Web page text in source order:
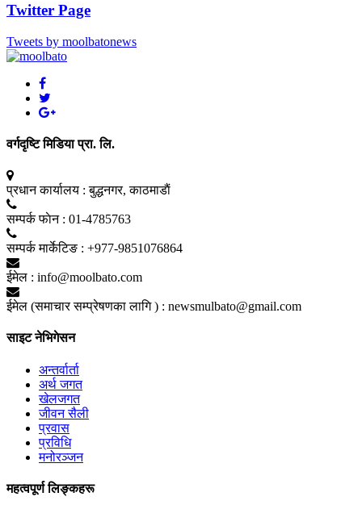
Twitter Page
Tweets by moolbatonews
वर्गदृष्टि मिडिया प्रा. लि.
प्रधान कार्यालय : बुद्धनगर, काठमाडाैं
सम्पर्क फाेन : 01-4785763
सम्पर्क मार्केटिङ : +977-9851076864
ईमेल : info@moolbato.com
ईमेल (समाचार सम्प्रेषणका लागि ) : newsmulbato@gmail.com
साइट नेभिगेसन
अन्तर्वार्ता
अर्थ जगत
खेलजगत
जीवन सैली
प्रवास
प्रविधि
मनोरञ्जन
महत्वपूर्ण लिङ्कहरू